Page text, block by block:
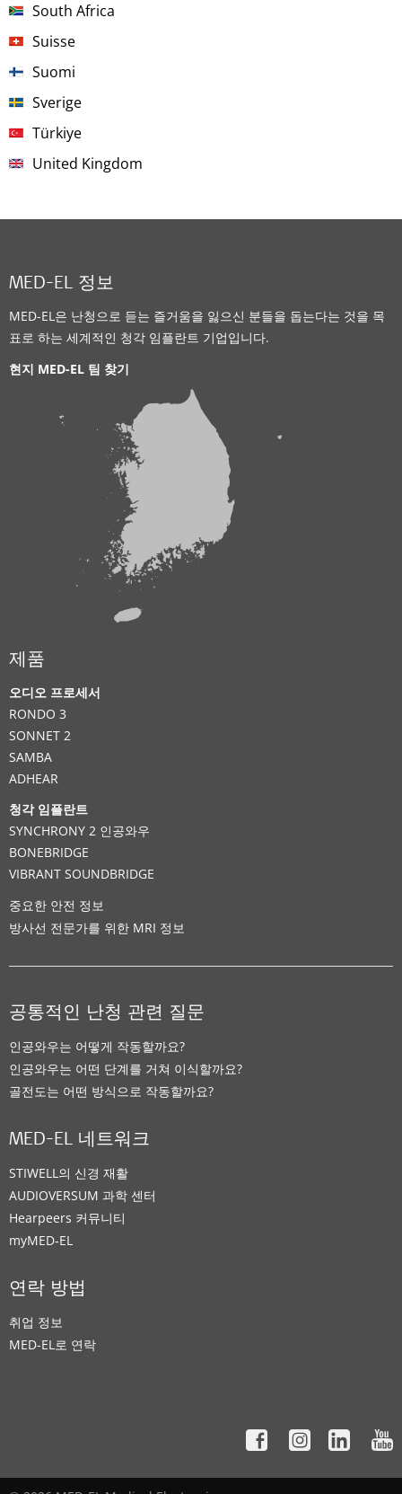
South Africa
Suisse
Suomi
Sverige
Türkiye
United Kingdom
MED-EL 정보
MED-EL은 난청으로 듣는 즐거움을 잃으신 분들을 돕는다는 것을 목
표로 하는 세계적인 청각 임플란트 기업입니다.
현지 MED-EL 팀 찾기
제품
오디오 프로세서
RONDO 3
SONNET 2
SAMBA
ADHEAR
청각 임플란트
SYNCHRONY 2 인공와우
BONEBRIDGE
VIBRANT SOUNDBRIDGE
중요한 안전 정보
방사선 전문가를 위한 MRI 정보
공통적인 난청 관련 질문
인공와우는 어떻게 작동할까요?
인공와우는 어떤 단계를 거쳐 이식할까요?
골전도는 어떤 방식으로 작동할까요?
MED-EL 네트워크
STIWELL의 신경 재활
AUDIOVERSUM 과학 센터
Hearpeers 커뮤니티
myMED‑EL
연락 방법
취업 정보
MED-EL로 연락